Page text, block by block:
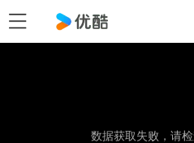
数据获取失败，请